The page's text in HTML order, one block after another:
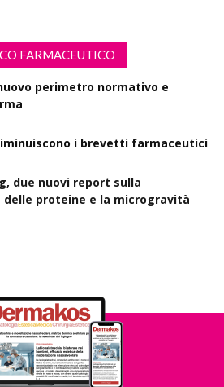
FARMACEUTICO
perimetro normativo e
i brevetti farmaceutici
due nuovi report sulla
proteine e la microgravità